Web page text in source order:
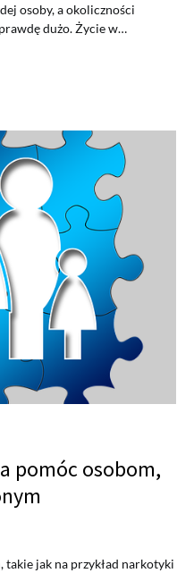
osoby, a okoliczności
dużo. Życie w…
pomóc osobom,
takie jak na przykład narkotyki